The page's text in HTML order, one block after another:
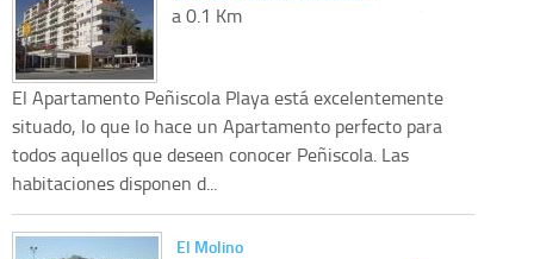
a 0.1 Km
El Apartamento Peñiscola Playa está excelentemente
situado, lo que lo hace un Apartamento perfecto para
todos aquellos que deseen conocer Peñiscola. Las
habitaciones disponen d...
El Molino